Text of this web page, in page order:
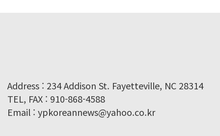
Address : 234 Addison St. Fayetteville, NC 28314
TEL, FAX : 910-868-4588
Email : ypkoreannews@yahoo.co.kr